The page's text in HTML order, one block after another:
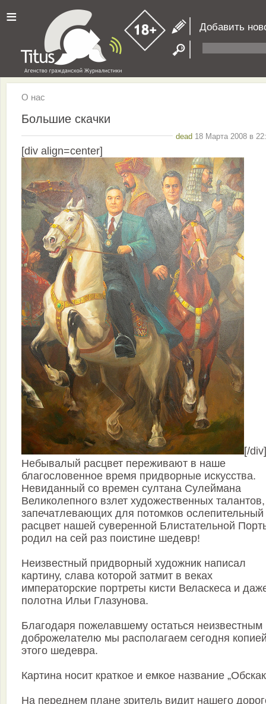
≡ Добавить
О нас
Большие скачки
dead 18 Марта 2008 в
[div align=center]
[/div]
Небывалый расцвет переживают в наше
благословенное время придворные искусства.
Невиданный со времен султана Сулеймана
Великолепного взлет художественных талантов,
запечатлевающих для потомков ослепительный
расцвет нашей суверенной Блистательной
родил на сей раз поистине шедевр!
Неизвестный придворный художник написал
картину, слава которой затмит в веках
императорские портреты кисти Веласкеса и
полотна Ильи Глазунова.
Благодаря пожелавшему остаться неизвестным
доброжелателю мы располагаем сегодня
этого шедевра.
Картина носит краткое и емкое название
На переднем плане зритель видит нашего